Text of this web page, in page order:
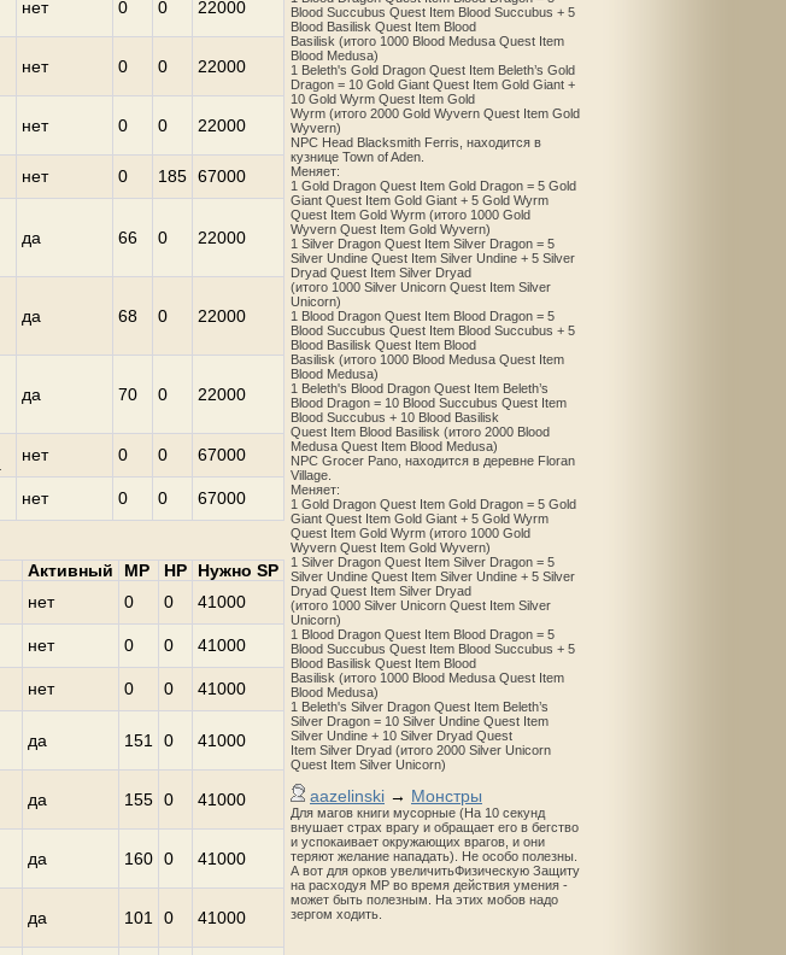
Blood Succubus Quest Item Blood Succubus + 5
Blood Basilisk Quest Item Blood
Basilisk (итого 1000 Blood Medusa Quest Item
Blood Medusa)
1 Beleth's Gold Dragon Quest Item Beleth’s Gold
Dragon = 10 Gold Giant Quest Item Gold Giant +
10 Gold Wyrm Quest Item Gold
Wyrm (итого 2000 Gold Wyvern Quest Item Gold
Wyvern)
NPC Head Blacksmith Ferris, находится в
кузнице Town of Aden.
Меняет:
1 Gold Dragon Quest Item Gold Dragon = 5 Gold
Giant Quest Item Gold Giant + 5 Gold Wyrm
Quest Item Gold Wyrm (итого 1000 Gold
Wyvern Quest Item Gold Wyvern)
1 Silver Dragon Quest Item Silver Dragon = 5
Silver Undine Quest Item Silver Undine + 5 Silver
Dryad Quest Item Silver Dryad
(итого 1000 Silver Unicorn Quest Item Silver
Unicorn)
1 Blood Dragon Quest Item Blood Dragon = 5
Blood Succubus Quest Item Blood Succubus + 5
Blood Basilisk Quest Item Blood
Basilisk (итого 1000 Blood Medusa Quest Item
Blood Medusa)
1 Beleth's Blood Dragon Quest Item Beleth’s
Blood Dragon = 10 Blood Succubus Quest Item
Blood Succubus + 10 Blood Basilisk
Quest Item Blood Basilisk (итого 2000 Blood
Medusa Quest Item Blood Medusa)
NPC Grocer Pano, находится в деревне Floran
Village.
Меняет:
1 Gold Dragon Quest Item Gold Dragon = 5 Gold
Giant Quest Item Gold Giant + 5 Gold Wyrm
Quest Item Gold Wyrm (итого 1000 Gold
Wyvern Quest Item Gold Wyvern)
1 Silver Dragon Quest Item Silver Dragon = 5
Silver Undine Quest Item Silver Undine + 5 Silver
Dryad Quest Item Silver Dryad
(итого 1000 Silver Unicorn Quest Item Silver
Unicorn)
1 Blood Dragon Quest Item Blood Dragon = 5
Blood Succubus Quest Item Blood Succubus + 5
Blood Basilisk Quest Item Blood
Basilisk (итого 1000 Blood Medusa Quest Item
Blood Medusa)
1 Beleth's Silver Dragon Quest Item Beleth’s
Silver Dragon = 10 Silver Undine Quest Item
Silver Undine + 10 Silver Dryad Quest
Item Silver Dryad (итого 2000 Silver Unicorn
Quest Item Silver Unicorn)
aazelinski → Монстры
Для магов книги мусорные (На 10 секунд
внушает страх врагу и обращает его в бегство
и успокаивает окружающих врагов, и они
теряют желание нападать). Не особо полезны.
А вот для орков увеличитьФизическую Защиту
на расходуя MP во время действия умения -
может быть полезным. На этих мобов надо
зергом ходить.
нет 0 0 22000
нет 0 0 22000
нет 0 0 22000
нет 0 185 67000
да 66 0 22000
да 68 0 22000
да 70 0 22000
нет 0 0
67000
нет 0 0 67000
Активный MP HP
Нужно SP
нет 0 0
41000
нет 0 0
41000
нет 0 0
41000
да 151 0 41000
да 155 0 41000
да 160 0 41000
да 101 0 41000